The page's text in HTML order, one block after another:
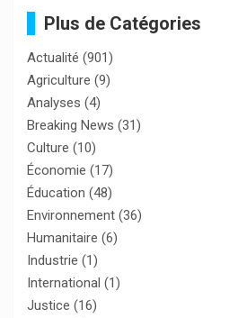
Plus de Catégories
Actualité (901)
Agriculture (9)
Analyses (4)
Breaking News (31)
Culture (10)
Économie (17)
Éducation (48)
Environnement (36)
Humanitaire (6)
Industrie (1)
International (1)
Justice (16)